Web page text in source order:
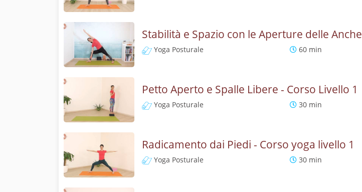
Stabilità e Spazio con le Aperture delle Anche
Yoga Posturale 60 min
Petto Aperto e Spalle Libere - Corso Livello 1
Yoga Posturale 30 min
Radicamento dai Piedi - Corso yoga livello 1
Yoga Posturale 30 min